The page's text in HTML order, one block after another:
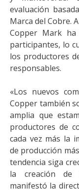
evaluación
Marca del Cobre.
Copper Mark
participantes, lo
los productores
responsables.
«Los nuevos
Copper también
amplia que
productores de
cada vez más la
de producción
tendencia siga
la creación de
manifestó la